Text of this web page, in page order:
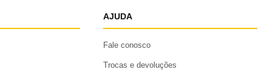
AJUDA
Fale conosco
Trocas e devoluções